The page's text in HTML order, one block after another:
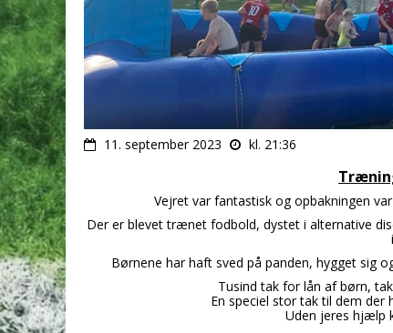
11. september 2023 kl. 21:36
Vejret var fantastisk og opbakningen
Der er blevet trænet fodbold, dystet i alternative
Børnene har haft sved på panden, hygget sig
Tusind tak for lån af børn,
En speciel stor tak til dem
Uden jeres hjælp